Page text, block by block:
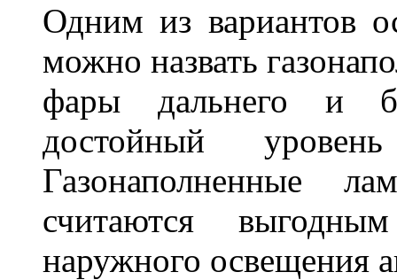
Одним из вариантов
можно назвать
фары дальнего и
достойный
Газонаполненные
считаются
наружного освещения